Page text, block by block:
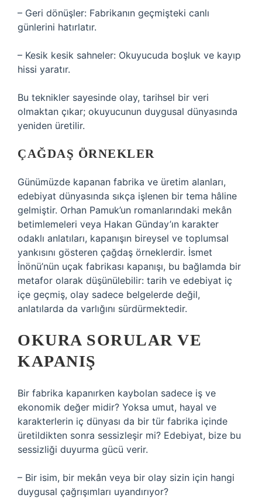
– Geri dönüşler: Fabrikanın geçmişteki canlı
günlerini hatırlatır.
– Kesik kesik sahneler: Okuyucuda boşluk ve kayıp
hissi yaratır.
Bu teknikler sayesinde olay, tarihsel bir veri
olmaktan çıkar; okuyucunun duygusal dünyasında
yeniden üretilir.
ÇAĞDAŞ ÖRNEKLER
Günümüzde kapanan fabrika ve üretim alanları,
edebiyat dünyasında sıkça işlenen bir tema hâline
gelmiştir. Orhan Pamuk’un romanlarındaki mekân
betimlemeleri veya Hakan Günday’ın karakter
odaklı anlatıları, kapanışın bireysel ve toplumsal
yankısını gösteren çağdaş örneklerdir. İsmet
İnönü’nün uçak fabrikası kapanışı, bu bağlamda bir
metafor olarak düşünülebilir: tarih ve edebiyat iç
içe geçmiş, olay sadece belgelerde değil,
anlatılarda da varlığını sürdürmektedir.
OKURA SORULAR VE
KAPANIŞ
Bir fabrika kapanırken kaybolan sadece iş ve
ekonomik değer midir? Yoksa umut, hayal ve
karakterlerin iç dünyası da bir tür fabrika içinde
üretildikten sonra sessizleşir mi? Edebiyat, bize bu
sessizliği duyurma gücü verir.
– Bir isim, bir mekân veya bir olay sizin için hangi
duygusal çağrışımları uyandırıyor?